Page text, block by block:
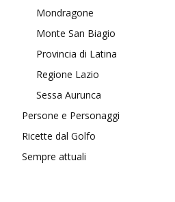
Mondragone
Monte San Biagio
Provincia di Latina
Regione Lazio
Sessa Aurunca
Persone e Personaggi
Ricette dal Golfo
Sempre attuali